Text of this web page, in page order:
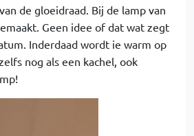
de gloeidraad. Bij de lamp van
Geen idee of dat wat zegt
Inderdaad wordt ie warm op
nog als een kachel, ook